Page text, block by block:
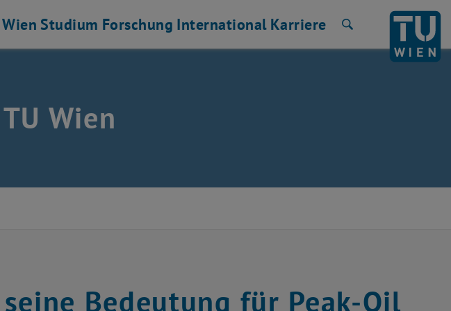
Studium Forschung International Karriere
Wien
Bedeutung für Peak-Oil